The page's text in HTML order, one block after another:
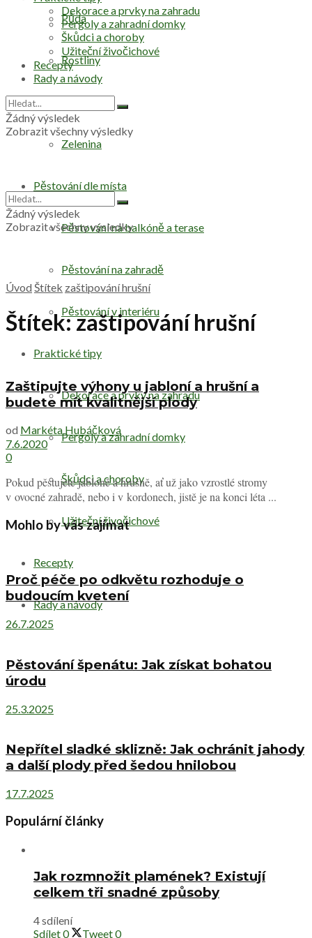
Půda
Rostliny
Zelenina
Pěstování dle místa
Pěstování na balkóně a terase
Pěstování na zahradě
Pěstování v interiéru
Praktické tipy
Dekorace a prvky na zahradu
Pergoly a zahradní domky
Škůdci a choroby
Užiteční živočichové
Recepty
Rady a návody
Dekorace a prvky na zahradu
Pergoly a zahradní domky
Škůdci a choroby
Užiteční živočichové
Recepty
Rady a návody
Žádný výsledek
Zobrazit všechny výsledky
Žádný výsledek
Zobrazit všechny výsledky
Úvod Štítek zaštipování hrušní
Štítek:zaštipování hrušní
Zaštipujte výhony u jabloní a hrušní a
budete mít kvalitnější plody
od Markéta Hubáčková
7.6.2020
0
Pokud pěstujete jabloně a hrušně, ať už jako vzrostlé stromy
v ovocné zahradě, nebo i v kordonech, jistě je na konci léta ...
Mohlo by vás zajímat
Proč péče po odkvětu rozhoduje o
budoucím kvetení
26.7.2025
Pěstování špenátu: Jak získat bohatou
úrodu
25.3.2025
Nepřítel sladké sklizně: Jak ochránit jahody
a další plody před šedou hnilobou
17.7.2025
Populární články
Jak rozmnožit plamének? Existují
celkem tři snadné způsoby
4 sdílení
Sdílet0 Tweet0